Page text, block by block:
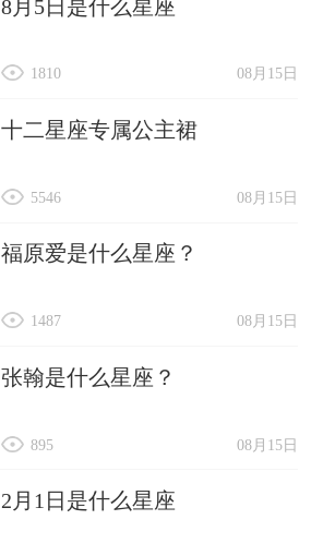
8月5日是什么星座
08月15日
1810
十二星座专属公主裙
08月15日
5546
福原爱是什么星座？
08月15日
1487
张翰是什么星座？
08月15日
895
2月1日是什么星座